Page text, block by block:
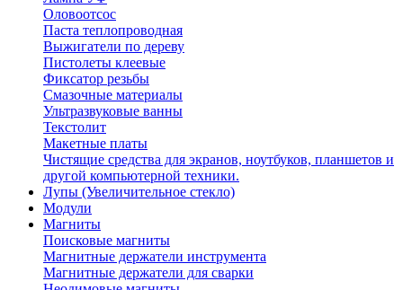
Оловоотсос
Паста теплопроводная
Выжигатели по дереву
Пистолеты клеевые
Фиксатор резьбы
Смазочные материалы
Ультразвуковые ванны
Текстолит
Макетные платы
Чистящие средства для экранов, ноутбуков, планшетов и
другой компьютерной техники.
Лупы (Увеличительное стекло)
Модули
Магниты
Поисковые магниты
Магнитные держатели инструмента
Магнитные держатели для сварки